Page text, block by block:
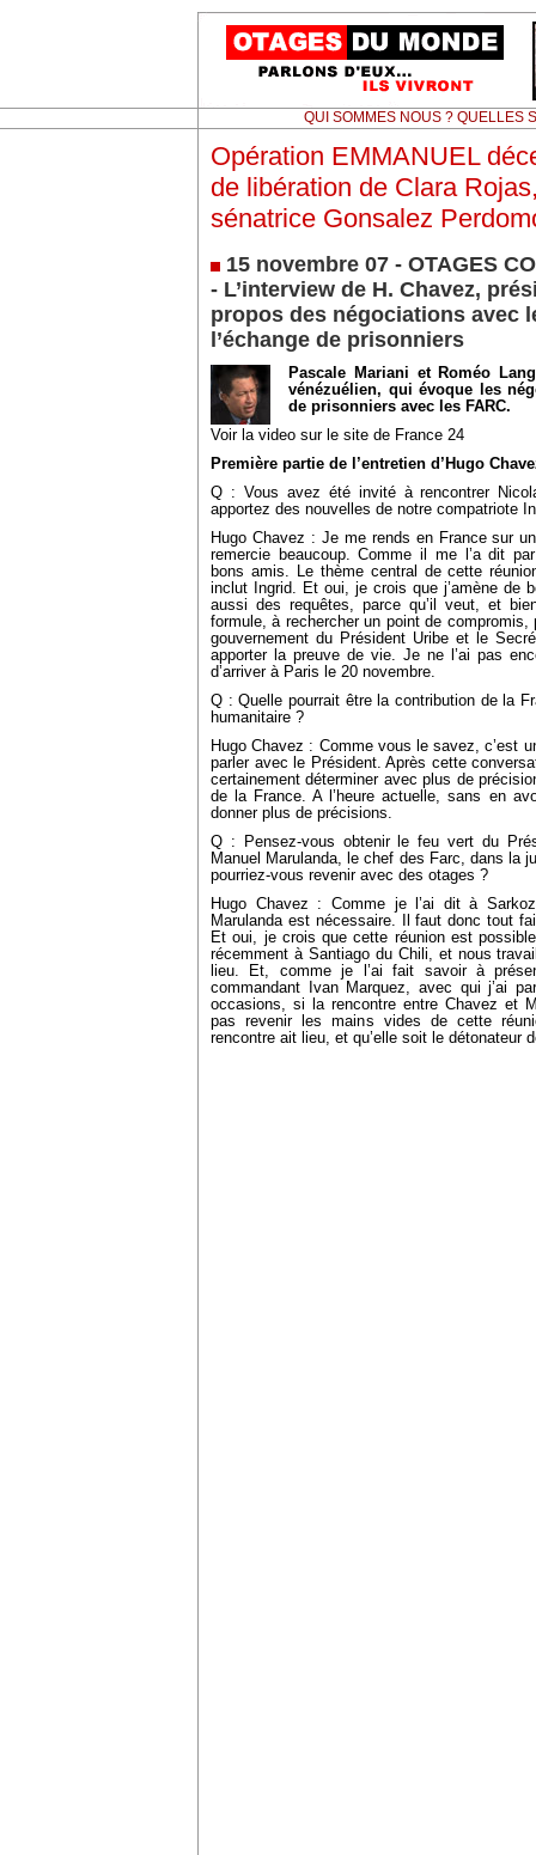
QUI SOMMES NOUS ? QUELLES
Opération EMMANUEL
de libération de Clara
sénatrice Gonsalez
15 novembre 07 - OTAGES
- L’interview de H. Chavez,
propos des négociations avec
l’échange de prisonniers
Pascale Mariani et Roméo
vénézuélien, qui évoque les
de prisonniers avec les FARC.
Voir la video sur le site de France 24
Première partie de l’entretien d’Hugo
Q : Vous avez été invité à rencontrer
apportez des nouvelles de notre compatriote
Hugo Chavez : Je me rends en France sur
remercie beaucoup. Comme il me l’a dit
bons amis. Le thème central de cette
inclut Ingrid. Et oui, je crois que j’amène de
aussi des requêtes, parce qu’il veut, et
formule, à rechercher un point de
gouvernement du Président Uribe et le
apporter la preuve de vie. Je ne l’ai pas
d’arriver à Paris le 20 novembre.
Q : Quelle pourrait être la contribution de la
humanitaire ?
Hugo Chavez : Comme vous le savez, c’est
parler avec le Président. Après cette
certainement déterminer avec plus de
de la France. A l’heure actuelle, sans en
donner plus de précisions.
Q : Pensez-vous obtenir le feu vert du
Manuel Marulanda, le chef des Farc, dans la
pourriez-vous revenir avec des otages ?
Hugo Chavez : Comme je l’ai dit à
Marulanda est nécessaire. Il faut donc tout
Et oui, je crois que cette réunion est
récemment à Santiago du Chili, et nous
lieu. Et, comme je l’ai fait savoir à
commandant Ivan Marquez, avec qui j’ai
occasions, si la rencontre entre Chavez et
pas revenir les mains vides de cette
rencontre ait lieu, et qu’elle soit le détonateur